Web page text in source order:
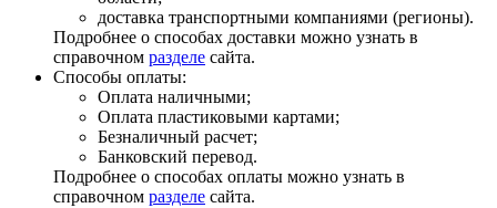
доставка транспортными компаниями (регионы).
Подробнее о способах доставки можно узнать в
справочном разделе сайта.
Способы оплаты:
Оплата наличными;
Оплата пластиковыми картами;
Безналичный расчет;
Банковский перевод.
Подробнее о способах оплаты можно узнать в
справочном разделе сайта.